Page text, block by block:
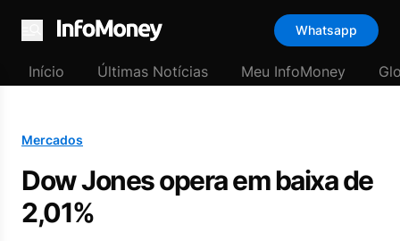
Menu
Whatsapp
Início Últimas Notícias Meu InfoMoney
Mercados
Dow Jones opera em baixa de
2,01%